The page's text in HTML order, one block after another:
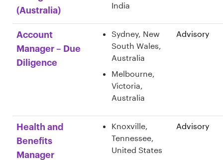
(Australia)
India
Account
Manager – Due
Diligence
Sydney, New
South Wales,
Australia
Melbourne,
Victoria,
Australia
Advisory
Health and
Benefits
Manager
Knoxville,
Tennessee,
United States
Advisory